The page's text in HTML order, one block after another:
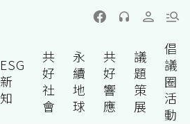
ESG
新
知
共
好
社
會
永
續
地
球
共
好
響
應
議
題
策
展
倡
議
圈
活
動